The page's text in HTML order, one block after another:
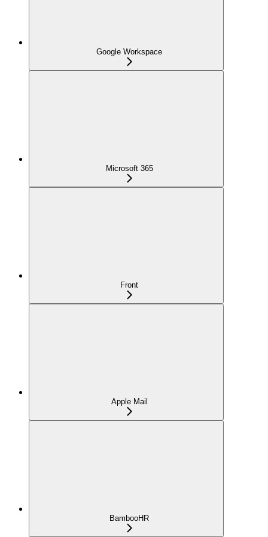
Google Workspace
Microsoft 365
Front
Apple Mail
BambooHR